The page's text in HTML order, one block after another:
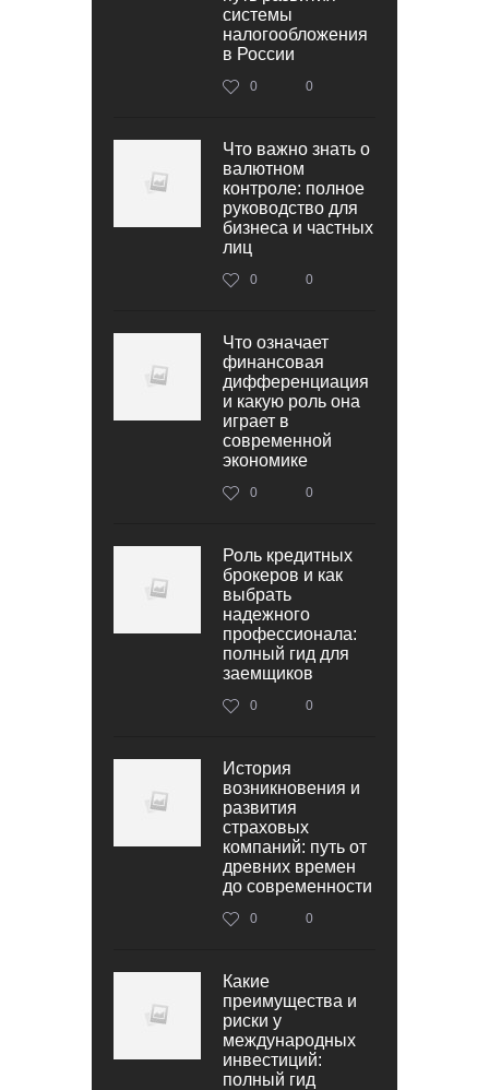
системы
налогообложения
в России
0 0
Что важно знать о
валютном
контроле: полное
руководство для
бизнеса и частных
лиц
0 0
Что означает
финансовая
дифференциация
и какую роль она
играет в
современной
экономике
0 0
Роль кредитных
брокеров и как
выбрать
надежного
профессионала:
полный гид для
заемщиков
0 0
История
возникновения и
развития
страховых
компаний: путь от
древних времен
до современности
0 0
Какие
преимущества и
риски у
международных
инвестиций:
полный гид